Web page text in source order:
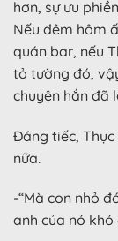
hơn, sự ưu
Nếu đêm hôm
quán bar, nếu
tỏ tường đó,
chuyện hắn đã
Đáng tiếc,
nữa.
-“Mà con nhỏ
anh của nó